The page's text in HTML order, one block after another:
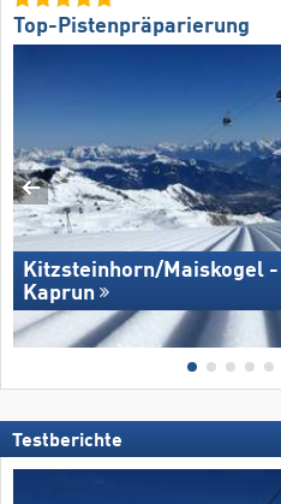
Top-Pistenpräparierung
Kitzsteinhorn/​Maiskogel -
Kaprun
Testberichte